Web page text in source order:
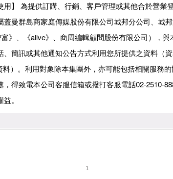
用】 為提供訂購、行銷、客戶管理或其他合於營業
曼群島商家庭傳媒股份有限公司城邦分公司、城邦
富》、《alive》、商周編輯顧問股份有限公司），
、簡訊或其他通知公告方式利用您所提供之資料（
）。利用對象除本集團外，亦可能包括相關服務
得致電本公司客服信箱或撥打客服電話02-2510-
。
1